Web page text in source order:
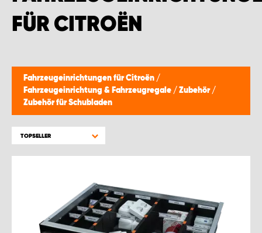
FÜR CITROËN
Fahrzeugeinrichtungen für Citroën /
Fahrzeugeinrichtung & Fahrzeugregale / Zubehör /
Zubehör für Schubladen
TOPSELLER
WORK SYSTEM NAMEN
WORK SYSTEM WORK SYSTEM BRÜGGE